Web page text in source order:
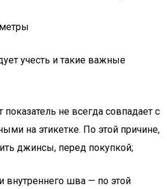
учесть и такие важные
показатель не всегда совпадает с
на этикетке. По этой причине,
джинсы, перед покупкой;
внутреннего шва — по этой